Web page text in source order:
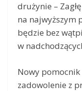
drużynie –
na najwyższym
będzie bez
w
Nowy pomocnik
zadowolenie z